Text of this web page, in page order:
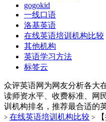
gogokid
一线口语
洛基英语
在线英语培训机构比较
其他机构
英语学习方法
标签云
众评英语网为网友分析各大
读师资水平、收费标准、网
训机构排名，推荐最合适的
> 在线英语培训机构比较 >